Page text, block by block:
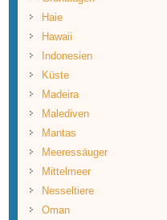
Haie
Hawaii
Indonesien
Küste
Madeira
Malediven
Mantas
Meeressäuger
Mittelmeer
Nesseltiere
Oman